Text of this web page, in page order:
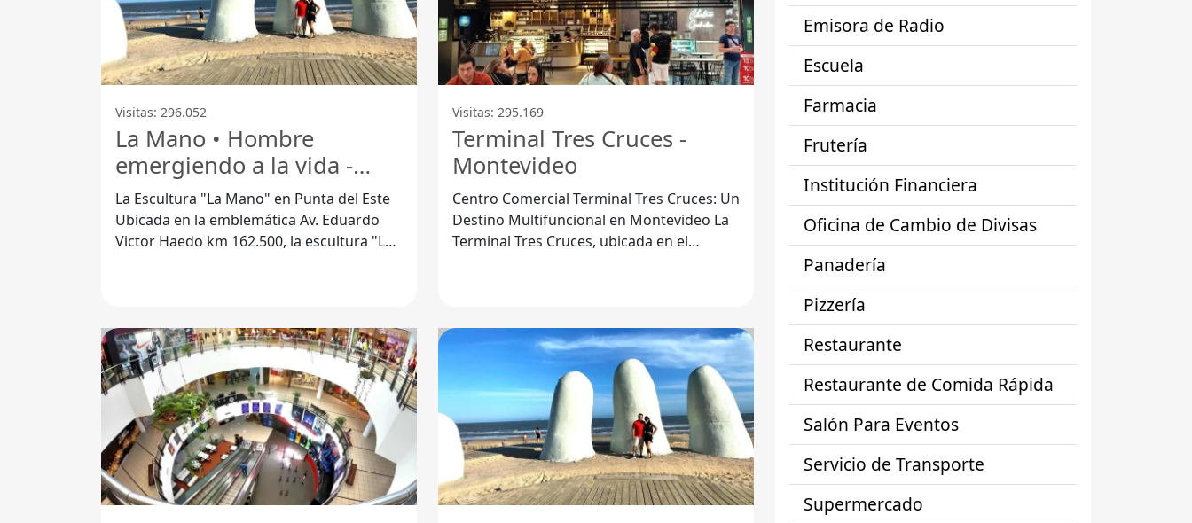
Visitas: 296.052
La Mano • Hombre
emergiendo a la vida -
Punta Del Este
La Escultura "La Mano" en Punta del Este
Ubicada en la emblemática Av. Eduardo
Victor Haedo km 162.500, la escultura "La
Visitas: 295.169
Terminal Tres Cruces -
Montevideo
Centro Comercial Terminal Tres Cruces: Un
Destino Multifuncional en Montevideo La
Terminal Tres Cruces, ubicada en el
Emisora de Radio
Escuela
Farmacia
Frutería
Institución Financiera
Oficina de Cambio de Divisas
Panadería
Pizzería
Restaurante
Restaurante de Comida Rápida
Salón Para Eventos
Servicio de Transporte
Supermercado